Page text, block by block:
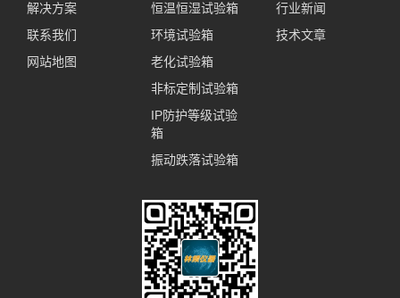
解决方案
联系我们
网站地图
恒温恒湿试验箱
环境试验箱
老化试验箱
非标定制试验箱
IP防护等级试验
箱
振动跌落试验箱
行业新闻
技术文章